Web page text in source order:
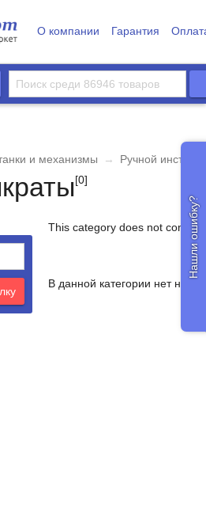
О компании Гарантия
и механизмы → Ручной
[0]
This category does not contain
В данной категории нет ни
Нашли ошибку?